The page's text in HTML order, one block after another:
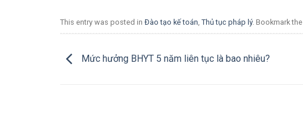
This entry was posted in Đào tạo kế toán, Thủ tục pháp lý. Bookmark the
Mức hưởng BHYT 5 năm liên tục là bao nhiêu?